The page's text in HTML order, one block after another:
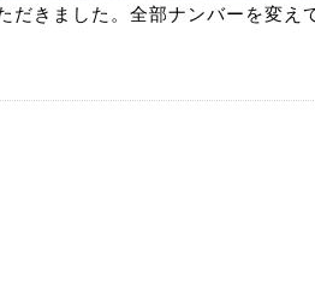
だきました。全部ナンバーを変え